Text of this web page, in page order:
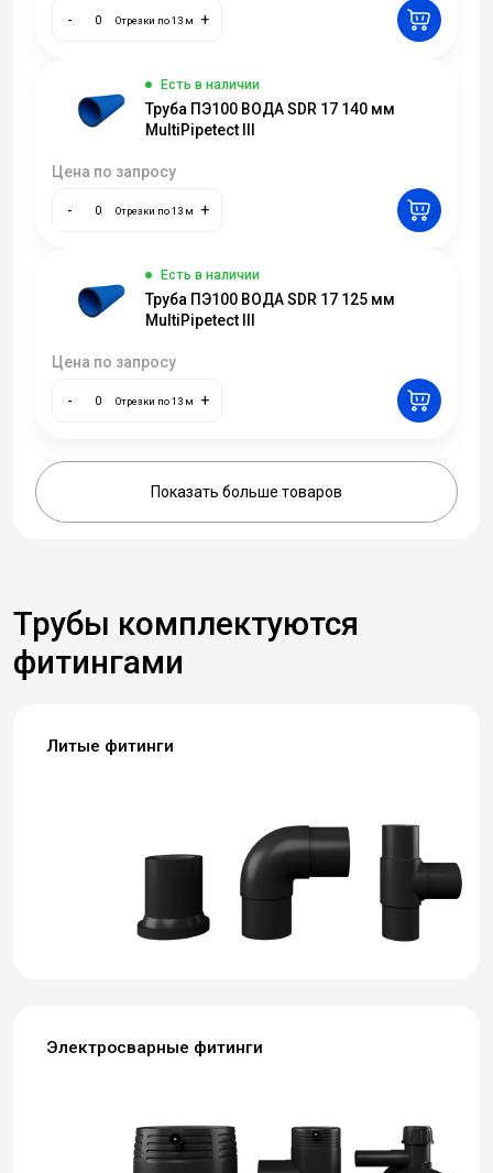
- Отрезки по 13 м +
Есть в наличии
Труба ПЭ100 ВОДА SDR 17 140 мм
MultiPipetect III
Цена по запросу
- Отрезки по 13 м +
Есть в наличии
Труба ПЭ100 ВОДА SDR 17 125 мм
MultiPipetect III
Цена по запросу
- Отрезки по 13 м +
Показать больше товаров
Трубы комплектуются
фитингами
Литые фитинги
Электросварные фитинги